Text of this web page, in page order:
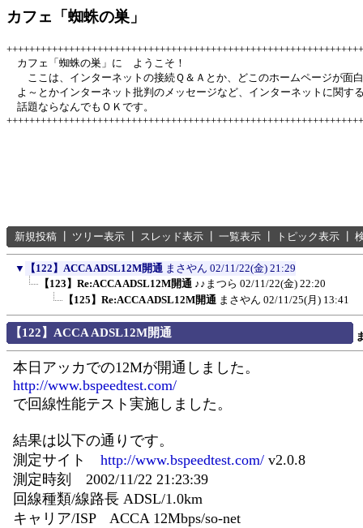
カフェ「蜘蛛の巣」
カフェ「蜘蛛の巣」に ようこそ！
ここは、インターネットの接続Ｑ＆Ａとか、どこのホームページが面
よ～とかインターネット批判のメッセージなど、インターネットに関す
話題ならなんでもＯＫです。
新規投稿 ツリー表示 スレッド表示 一覧表示 トピック表示
▼ 【122】ACCA ADSL12M開通 まさやん 02/11/22(金) 21:29
【123】Re:ACCA ADSL12M開通 ♪♪まつら 02/11/22(金) 22:20
【125】Re:ACCA ADSL12M開通 まさやん 02/11/25(月) 13:41
【122】ACCA ADSL12M開通
本日アッカでの12Mが開通しました。
http://www.bspeedtest.com/
で回線性能テスト実施しました。
結果は以下の通りです。
測定サイト http://www.bspeedtest.com/ v2.0.8
測定時刻 2002/11/22 21:23:39
回線種類/線路長 ADSL/1.0km
キャリア/ISP ACCA 12Mbps/so-net